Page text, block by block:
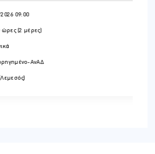
09:00
(2 μέρες)
ΑνΑΔ